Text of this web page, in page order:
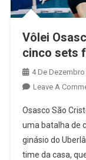
Vôlei
cinco sets
4 De
Leave A
Osasco São
uma batalha de
ginásio do
time da casa,